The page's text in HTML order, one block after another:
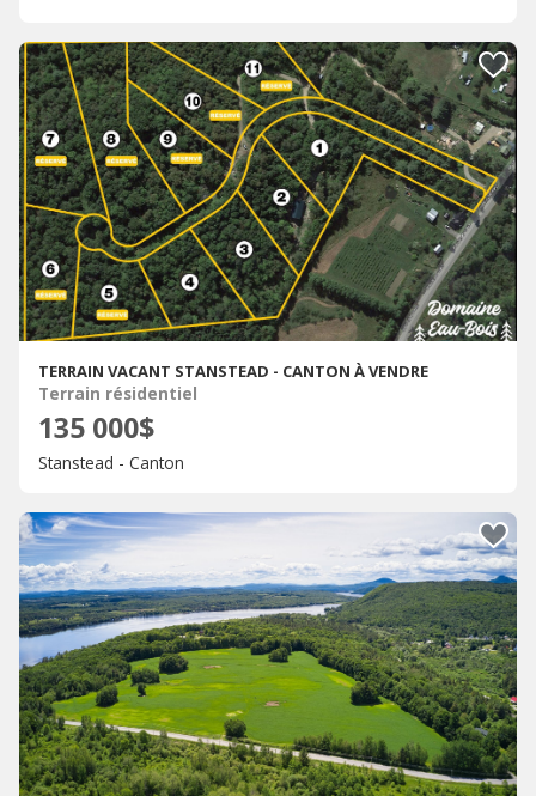
TERRAIN VACANT STANSTEAD - CANTON À VENDRE
Terrain résidentiel
135 000$
Stanstead - Canton